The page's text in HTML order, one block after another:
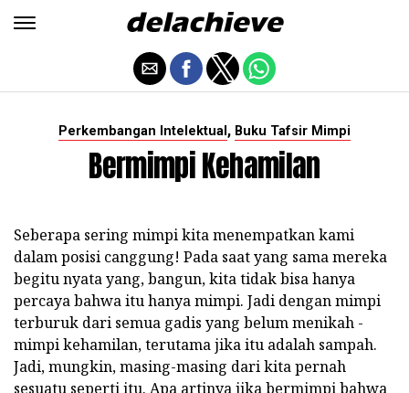
Perkembangan Intelektual , Buku Tafsir Mimpi
Bermimpi Kehamilan
Seberapa sering mimpi kita menempatkan kami
dalam posisi canggung! Pada saat yang sama mereka
begitu nyata yang, bangun, kita tidak bisa hanya
percaya bahwa itu hanya mimpi. Jadi dengan mimpi
terburuk dari semua gadis yang belum menikah -
mimpi kehamilan, terutama jika itu adalah sampah.
Jadi, mungkin, masing-masing dari kita pernah
sesuatu seperti itu. Apa artinya jika bermimpi bahwa